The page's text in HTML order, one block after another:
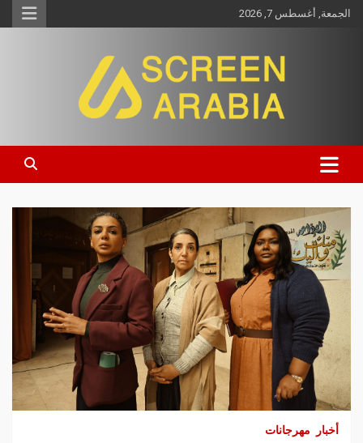
الجمعة, أغسطس 7, 2026
Screen Arabia
أخبار مهرجانات